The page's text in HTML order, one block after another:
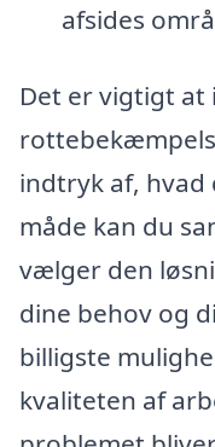
afsides
Det er vigtigt
indtryk af, hvad
måde kan du
vælger den
dine behov og
billigste
kvaliteten af